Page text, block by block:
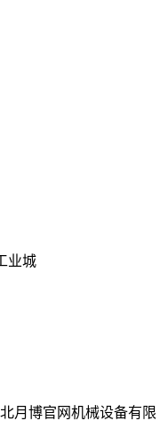
业城
北月博官网机械设备有限